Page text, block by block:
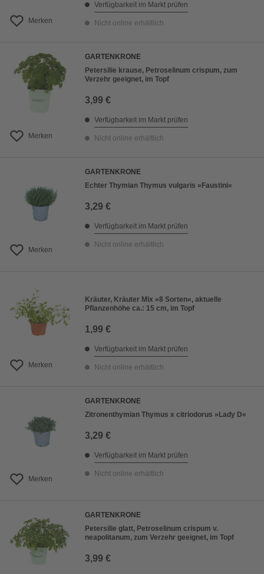
Merken
Verfügbarkeit im Markt prüfen
Nicht online erhältlich
Merken
GARTENKRONE
Petersilie krause, Petroselinum crispum, zum
Verzehr geeignet, im Topf
3,99 €
Verfügbarkeit im Markt prüfen
Nicht online erhältlich
Merken
GARTENKRONE
Echter Thymian Thymus vulgaris »Faustini«
3,29 €
Verfügbarkeit im Markt prüfen
Nicht online erhältlich
Merken
Kräuter, Kräuter Mix »8 Sorten«, aktuelle
Pflanzenhöhe ca.: 15 cm, im Topf
1,99 €
Verfügbarkeit im Markt prüfen
Nicht online erhältlich
Merken
GARTENKRONE
Zitronenthymian Thymus x citriodorus »Lady D«
3,29 €
Verfügbarkeit im Markt prüfen
Nicht online erhältlich
GARTENKRONE
Petersilie glatt, Petroselinum crispum v.
neapolitanum, zum Verzehr geeignet, im Topf
3,99 €